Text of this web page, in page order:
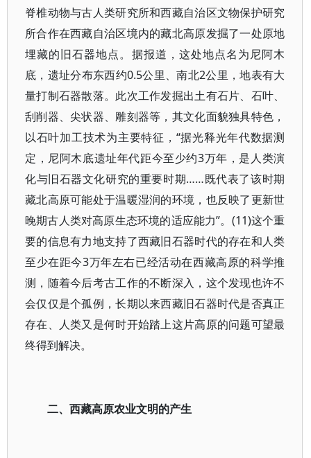
脊椎动物与古人类研究所和西藏自治区文物保护研究
所合作在西藏自治区境内的藏北高原发掘了一处原地
埋藏的旧石器地点。据报道，这处地点名为尼阿木
底，遗址分布东西约0.5公里、南北2公里，地表有大
量打制石器散落。此次工作发掘出土有石片、石叶、
刮削器、尖状器、雕刻器等，其文化面貌独具特色，
以石叶加工技术为主要特征，“据光释光年代数据测
定，尼阿木底遗址年代距今至少约3万年，是人类演
化与旧石器文化研究的重要时期……既代表了该时期
藏北高原可能处于温暖湿润的环境，也反映了更新世
晚期古人类对高原生态环境的适应能力”。(11)这个重
要的信息有力地支持了西藏旧石器时代的存在和人类
至少在距今3万年左右已经活动在西藏高原的科学推
测，随着今后考古工作的不断深入，这个发现也许不
会仅仅是个孤例，长期以来西藏旧石器时代是否真正
存在、人类又是何时开始踏上这片高原的问题可望最
终得到解决。
二、西藏高原农业文明的产生